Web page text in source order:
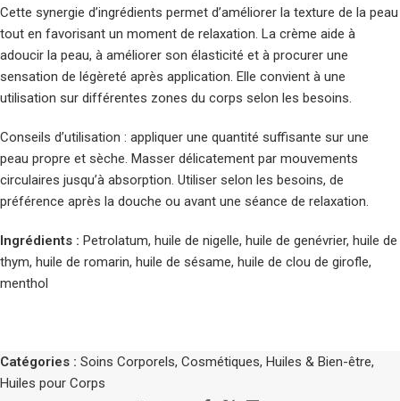
Cette synergie d’ingrédients permet d’améliorer la texture de la peau
tout en favorisant un moment de relaxation. La crème aide à
adoucir la peau, à améliorer son élasticité et à procurer une
sensation de légèreté après application. Elle convient à une
utilisation sur différentes zones du corps selon les besoins.
Conseils d’utilisation : appliquer une quantité suffisante sur une
peau propre et sèche. Masser délicatement par mouvements
circulaires jusqu’à absorption. Utiliser selon les besoins, de
préférence après la douche ou avant une séance de relaxation.
Ingrédients : Petrolatum, huile de nigelle, huile de genévrier, huile de
thym, huile de romarin, huile de sésame, huile de clou de girofle,
menthol
Catégories : Soins Corporels, Cosmétiques, Huiles & Bien-être,
Huiles pour Corps